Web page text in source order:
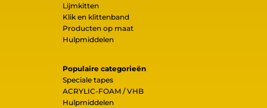
Lijmkitten
Klik en klittenband
Producten op maat
Hulpmiddelen
Populaire categorieën
Speciale tapes
ACRYLIC-FOAM / VHB
Hulpmiddelen